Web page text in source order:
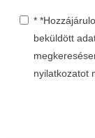
*
beküldött
nyilatkozatot